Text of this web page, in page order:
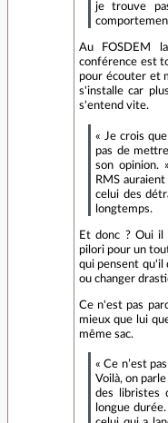
je trouve
Au FOSDEM
conférence est
pour écouter et
s'installe car
s'entend vite.
« Je crois
pas de
son opinion.
RMS
celui des
longtemps.
Et donc ? Oui
pilori pour un
qui pensent qu'il
ou changer
Ce n'est pas
mieux que lui
même sac.
« Ce n’est
Voilà, on
des libristes
longue